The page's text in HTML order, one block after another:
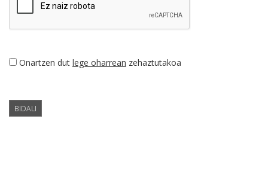
Onartzen dut lege oharrean zehaztutakoa
BIDALI